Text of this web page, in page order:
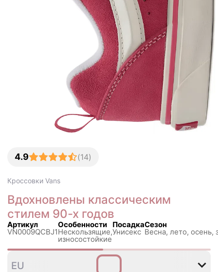
4.9 (14)
Кроссовки Vans
Вдохновлены классическим
стилем 90-х годов
Артикул
VN0009QCBJ1
Особенности
Нескользящиe,
износостойкие
Посадка
Унисекс
Сезон
Весна, лето, осень,
37
EU